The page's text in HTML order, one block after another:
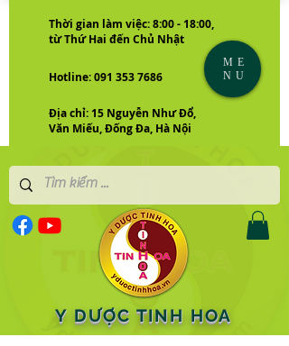
Thời gian làm việc: 8:00 - 18:00,
từ Thứ Hai đến Chủ Nhật
Hotline: 091 353 7686
Địa chỉ: 15 Nguyễn Như Đổ,
Văn Miếu, Đống Đa, Hà Nội
Y DƯỢC TINH HOA
ME
NU